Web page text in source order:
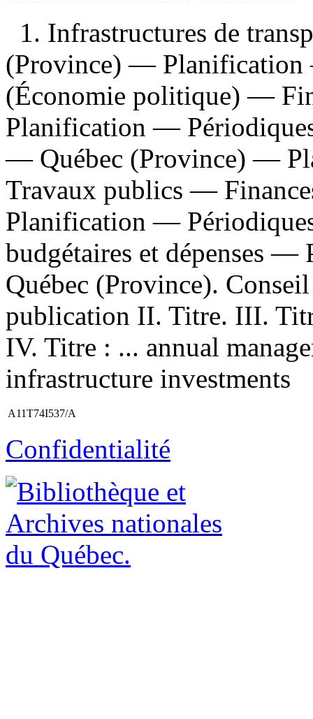
1. Infrastructures de
(Province) — Planification
(Économie politique) —
Planification —
— Québec (Province) —
Travaux publics —
Planification —
budgétaires et dépenses
Québec (Province).
publication II. Titre. III.
IV. Titre : ... annual
infrastructure investments
A11T74I537/A
Confidentialité